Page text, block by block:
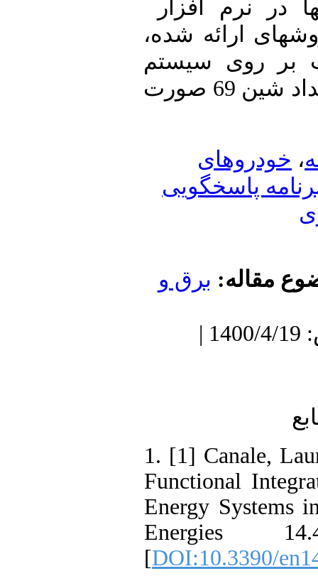
نرم افزار
ارائه شده،
روی سیستم
با تعداد شین 69 صورت
پاسخگویی
مقاله:برق و
دریافت: 1399/7/28 | پذیرش: 1400/4/19 |
1. [1] Canale,
Functional
Energy
Energies
[DOI:10.3390/